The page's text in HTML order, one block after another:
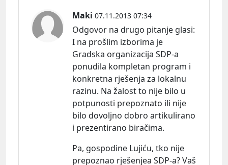
Maki 07.11.2013 07:34
Odgovor na drugo pitanje glasi:
I na prošlim izborima je
Gradska organizacija SDP-a
ponudila kompletan program i
konkretna rješenja za lokalnu
razinu. Na žalost to nije bilo u
potpunosti prepoznato ili nije
bilo dovoljno dobro artikulirano
i prezentirano biračima.
Pa, gospodine Lujiću, tko nije
prepoznao rješenjea SDP-a? Vaš